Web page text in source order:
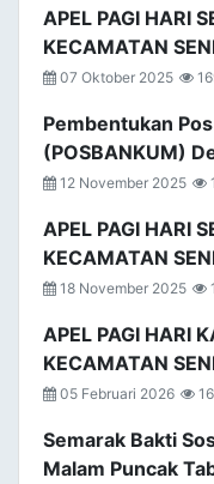
APEL PAGI HARI
KECAMATAN
07 Oktober 2025
Pembentukan
(POSBANKUM)
12 November 2025
APEL PAGI HARI
KECAMATAN
18 November 2025
APEL PAGI HARI
KECAMATAN
05 Februari 2026
Semarak Bakti
Malam Puncak